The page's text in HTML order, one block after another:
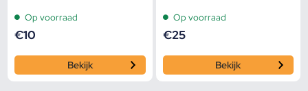
Smalle Bek
Op voorraad
€10
Bekijk
Op voorraad
€25
Bekijk